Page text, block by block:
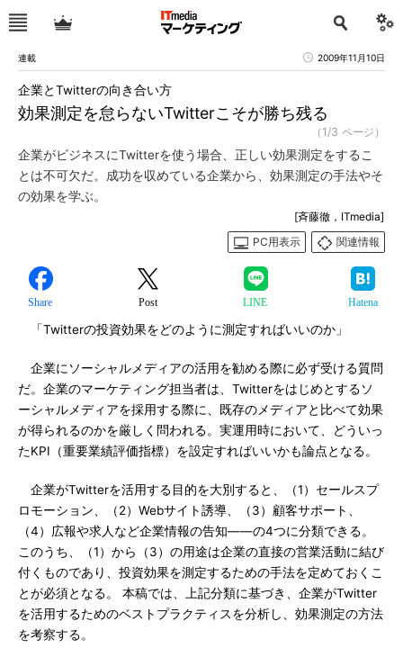
連載 2009年11月10日
効果測定を怠らないTwitterこそが勝ち残る
企業とTwitterの向き合い方
（1/3 ページ）
企業がビジネスにTwitterを使う場合、正しい効果測定をするこ
とは不可欠だ。成功を収めている企業から、効果測定の手法やそ
の効果を学ぶ。
[斉藤徹，ITmedia]
PC用表示
関連情報
Share Post LINE Hatena
「Twitterの投資効果をどのように測定すればいいのか」
企業にソーシャルメディアの活用を勧める際に必ず受ける質問
だ。企業のマーケティング担当者は、Twitterをはじめとするソ
ーシャルメディアを採用する際に、既存のメディアと比べて効果
が得られるのかを厳しく問われる。実運用時において、どういっ
たKPI（重要業績評価指標）を設定すればいいかも論点となる。
企業がTwitterを活用する目的を大別すると、（1）セールスプ
ロモーション、（2）Webサイト誘導、（3）顧客サポート、
（4）広報や求人など企業情報の告知――の4つに分類できる。
このうち、（1）から（3）の用途は企業の直接の営業活動に結び
付くものであり、投資効果を測定するための手法を定めておくこ
とが必須となる。 本稿では、上記分類に基づき、企業がTwitter
を活用するためのベストプラクティスを分析し、効果測定の方法
を考察する。